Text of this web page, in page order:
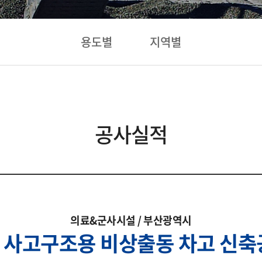
용도별 지역별
공사실적
의료&군사시설 / 부산광역시
고구조용 비상출동 차고 신